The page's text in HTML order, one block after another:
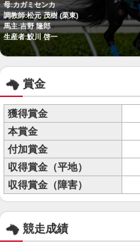
母:カガミセンカ
調教師:松元 茂樹 (栗東)
馬主:吉野 隆郎
生産者:鮫川 啓一
賞金
獲得賞金
本賞金
付加賞金
収得賞金（平地）
収得賞金（障害）
競走成績